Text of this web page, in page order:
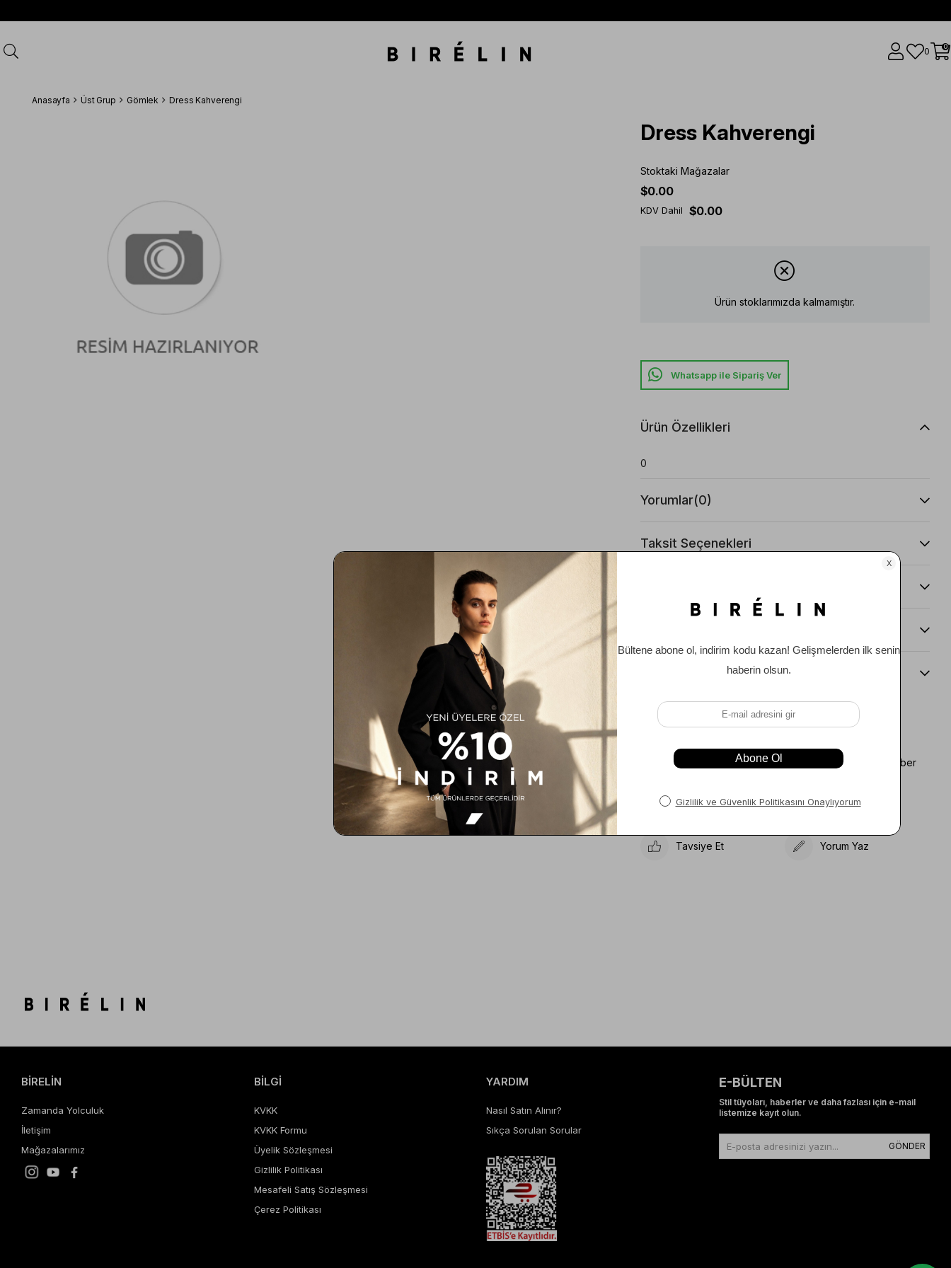
0 0
Anasayfa Üst Grup Gömlek Dress Kahverengi
Dress Kahverengi
Stoktaki Mağazalar
$0.00
KDV Dahil $0.00
Ürün stoklarımızda kalmamıştır.
Whatsapp ile Sipariş Ver
Ürün Özellikleri
0
Yorumlar(0)
Taksit Seçenekleri
Beden Kılavuzu
Favorilere Ekle Koleksiyona Ekle
Karşılaştır
Fiyat Düşünce Haber
Gelince Haber Ver
Tavsiye Et Yorum Yaz
BİRELİN
Zamanda Yolculuk
İletişim
Mağazalarımız
BİLGİ
KVKK
KVKK Formu
Üyelik Sözleşmesi
Gizlilik Politikası
Mesafeli Satış Sözleşmesi
Çerez Politikası
YARDIM
Nasıl Satın Alınır?
Sıkça Sorulan Sorular
E-BÜLTEN
Stil tüyoları, haberler ve daha fazlası için e-mail
listemize kayıt olun.
GÖNDER